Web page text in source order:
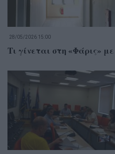
28/05/2026 15:00
Τι γίνεται στη «Φάρις»